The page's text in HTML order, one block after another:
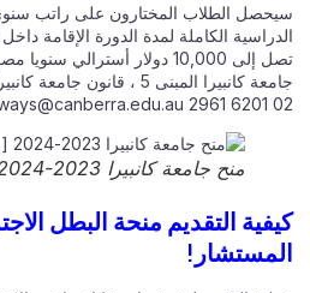
الطلاب المختارون على راتب سنوي
الكاملة لمدة الدورة الإقامة داخل
تصل إلى 10,000 دولار أسترالي سنويا
منح جامعة كانبيرا 2023-2024 [ممولة بالكامل]
التقديم منحة البطل